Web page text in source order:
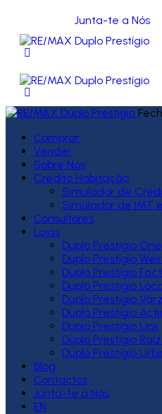
Junta-te a Nós
Comprar
Vender
Sobre Nós
Crédito Habitação
Simulador de
Simulador de IMT
Consultores
Lojas
Duplo Prestígio One
Duplo Prestígio
Duplo Prestígio
Duplo Prestígio
Duplo Prestígio
Duplo Prestígio
Duplo Prestígio Link
Duplo Prestígio
Duplo Prestígio
Blog
Contactos
Junta-te a Nós
EN